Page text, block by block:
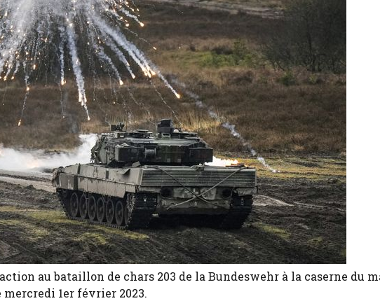
au bataillon de chars 203 de la Bundeswehr à la caserne du
1er février 2023.